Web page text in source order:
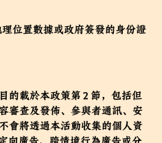
位置數據或政府簽發的身份證
的載於本政策第 2 節，包括但
審查及發佈、參與者通訊、安
會將透過本活動收集的個人資